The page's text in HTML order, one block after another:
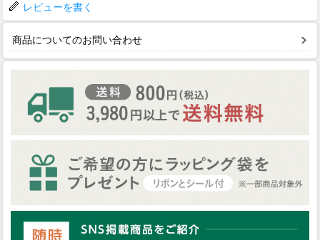
レビューを書く
商品についてのお問い合わせ